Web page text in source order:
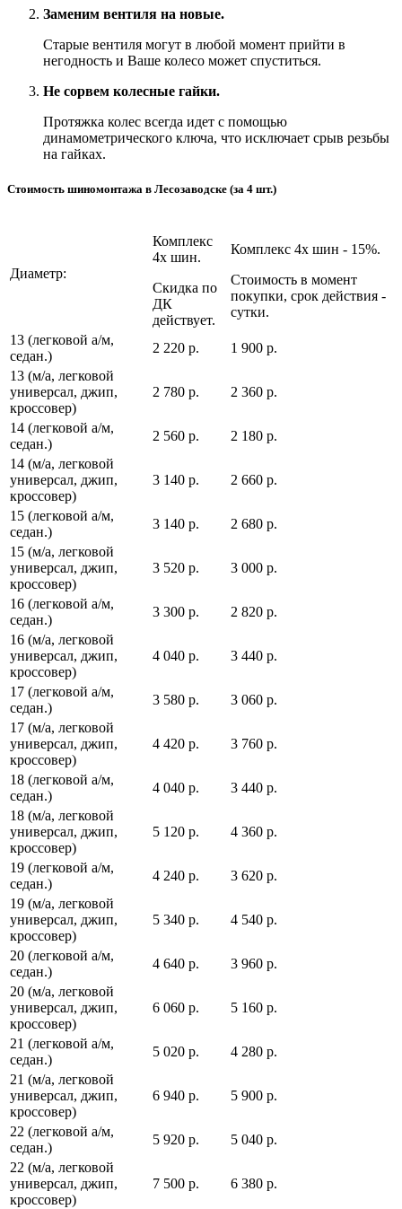
Заменим вентиля на новые.
Старые вентиля могут в любой момент прийти в
негодность и Ваше колесо может спуститься.
Не сорвем колесные гайки.
Протяжка колес всегда идет с помощью
динамометрического ключа, что исключает срыв резьбы
на гайках.
Стоимость шиномонтажа в Лесозаводске (за 4 шт.)
Диаметр:
Комплекс
4х шин.
Скидка по
ДК
действует.
Комплекс 4х шин - 15%.
Стоимость в момент
покупки, срок действия -
сутки.
13 (легковой а/м,
седан.)
2 220 р.
1 900 р.
13 (м/а, легковой
универсал, джип,
кроссовер)
2 780 р. 2 360 р.
14 (легковой а/м,
седан.)
2 560 р.
2 180 р.
14 (м/а, легковой
универсал, джип,
кроссовер)
3 140 р. 2 660 р.
15 (легковой а/м,
седан.)
3 140 р.
2 680 р.
15 (м/а, легковой
универсал, джип,
кроссовер)
3 520 р. 3 000 р.
16 (легковой а/м,
седан.)
3 300 р.
2 820 р.
16 (м/а, легковой
универсал, джип,
кроссовер)
4 040 р. 3 440 р.
17 (легковой а/м,
седан.)
3 580 р.
3 060 р.
17 (м/а, легковой
универсал, джип,
кроссовер)
4 420 р. 3 760 р.
18 (легковой а/м,
седан.)
4 040 р.
3 440 р.
18 (м/а, легковой
универсал, джип,
кроссовер)
5 120 р. 4 360 р.
19 (легковой а/м,
седан.)
4 240 р.
3 620 р.
19 (м/а, легковой
универсал, джип,
кроссовер)
5 340 р. 4 540 р.
20 (легковой а/м,
седан.)
4 640 р.
3 960 р.
20 (м/а, легковой
универсал, джип,
кроссовер)
6 060 р. 5 160 р.
21 (легковой а/м,
седан.)
5 020 р.
4 280 р.
21 (м/а, легковой
универсал, джип,
кроссовер)
6 940 р. 5 900 р.
22 (легковой а/м,
седан.)
5 920 р.
5 040 р.
22 (м/а, легковой
универсал, джип,
кроссовер)
7 500 р. 6 380 р.